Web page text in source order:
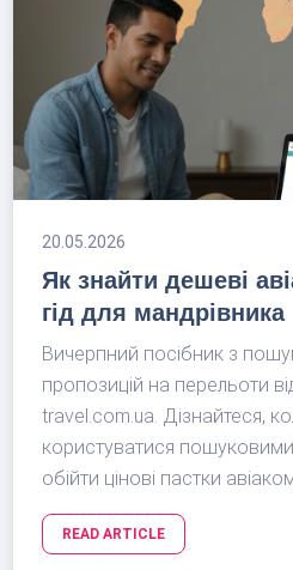
20.05.2026
Як знайти дешеві
гід для мандрівника
Вичерпний посібник з
пропозицій на перельоти
travel.com.ua. Дізнайтеся,
користуватися
обійти цінові пастки
READ ARTICLE